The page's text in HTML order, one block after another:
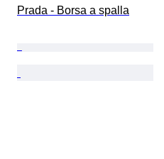
Prada - Borsa a spalla